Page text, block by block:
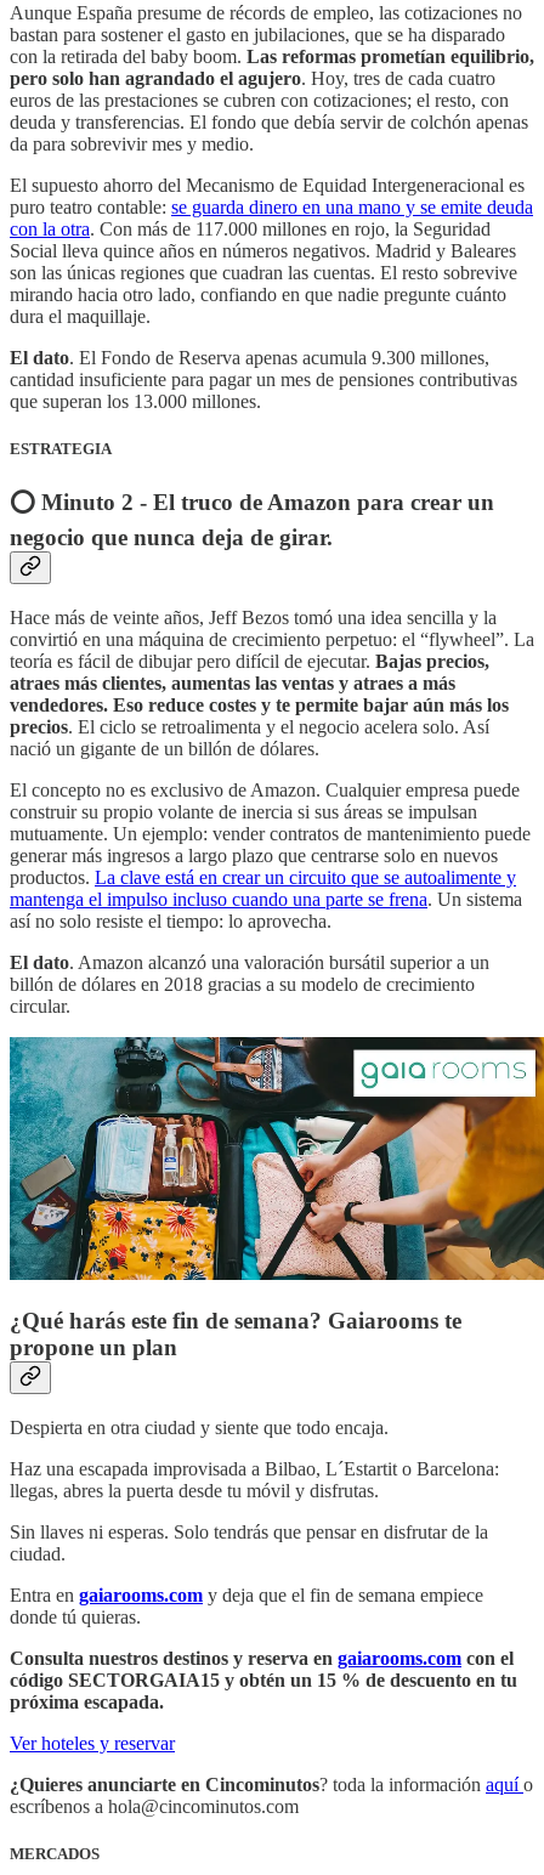
Aunque España presume de récords de empleo, las cotizaciones no
bastan para sostener el gasto en jubilaciones, que se ha disparado
con la retirada del baby boom. Las reformas prometían equilibrio,
pero solo han agrandado el agujero. Hoy, tres de cada cuatro
euros de las prestaciones se cubren con cotizaciones; el resto, con
deuda y transferencias. El fondo que debía servir de colchón apenas
da para sobrevivir mes y medio.
El supuesto ahorro del Mecanismo de Equidad Intergeneracional es
puro teatro contable: se guarda dinero en una mano y se emite deuda
con la otra. Con más de 117.000 millones en rojo, la Seguridad
Social lleva quince años en números negativos. Madrid y Baleares
son las únicas regiones que cuadran las cuentas. El resto sobrevive
mirando hacia otro lado, confiando en que nadie pregunte cuánto
dura el maquillaje.
El dato. El Fondo de Reserva apenas acumula 9.300 millones,
cantidad insuficiente para pagar un mes de pensiones contributivas
que superan los 13.000 millones.
ESTRATEGIA
⭕️ Minuto 2 - El truco de Amazon para crear un
negocio que nunca deja de girar.
Hace más de veinte años, Jeff Bezos tomó una idea sencilla y la
convirtió en una máquina de crecimiento perpetuo: el “flywheel”. La
teoría es fácil de dibujar pero difícil de ejecutar. Bajas precios,
atraes más clientes, aumentas las ventas y atraes a más
vendedores. Eso reduce costes y te permite bajar aún más los
precios. El ciclo se retroalimenta y el negocio acelera solo. Así
nació un gigante de un billón de dólares.
El concepto no es exclusivo de Amazon. Cualquier empresa puede
construir su propio volante de inercia si sus áreas se impulsan
mutuamente. Un ejemplo: vender contratos de mantenimiento puede
generar más ingresos a largo plazo que centrarse solo en nuevos
productos. La clave está en crear un circuito que se autoalimente y
mantenga el impulso incluso cuando una parte se frena. Un sistema
así no solo resiste el tiempo: lo aprovecha.
El dato. Amazon alcanzó una valoración bursátil superior a un
billón de dólares en 2018 gracias a su modelo de crecimiento
circular.
¿Qué harás este fin de semana? Gaiarooms te
propone un plan
Despierta en otra ciudad y siente que todo encaja.
Haz una escapada improvisada a Bilbao, L´Estartit o Barcelona:
llegas, abres la puerta desde tu móvil y disfrutas.
Sin llaves ni esperas. Solo tendrás que pensar en disfrutar de la
ciudad.
Entra en gaiarooms.com y deja que el fin de semana empiece
donde tú quieras.
Consulta nuestros destinos y reserva en gaiarooms.com con el
código SECTORGAIA15 y obtén un 15 % de descuento en tu
próxima escapada.
Ver hoteles y reservar
¿Quieres anunciarte en Cincominutos? toda la información aquío
escríbenos a hola@cincominutos.com
MERCADOS